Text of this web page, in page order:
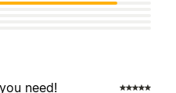
need!